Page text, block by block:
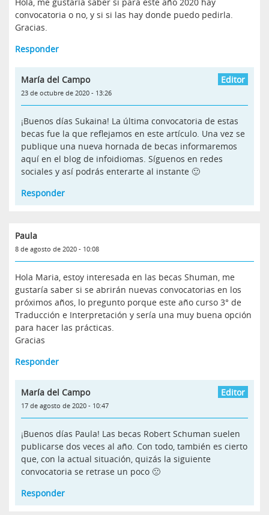
convocatoria o no, y si si las hay donde puedo pedirla.
Gracias.
Responder
María del Campo
23 de octubre de 2020 - 13:26
¡Buenos días Sukaina! La última convocatoria de estas
becas fue la que reflejamos en este artículo. Una vez se
publique una nueva hornada de becas informaremos
aquí en el blog de infoidiomas. Síguenos en redes
sociales y así podrás enterarte al instante 🙂
Responder
Paula
8 de agosto de 2020 - 10:08
Hola Maria, estoy interesada en las becas Shuman, me
gustaría saber si se abrirán nuevas convocatorias en los
próximos años, lo pregunto porque este año curso 3° de
Traducción e Interpretación y sería una muy buena opción
para hacer las prácticas.
Gracias
Responder
María del Campo
17 de agosto de 2020 - 10:47
¡Buenos días Paula! Las becas Robert Schuman suelen
publicarse dos veces al año. Con todo, también es cierto
que, con la actual situación, quizás la siguiente
convocatoria se retrase un poco 🙁
Responder